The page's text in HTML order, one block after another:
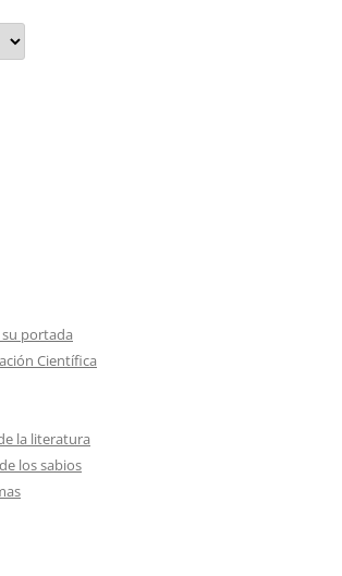
portada
Científica
la literatura
los sabios